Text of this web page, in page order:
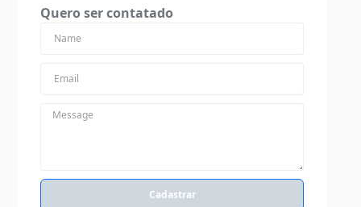
Quero ser contatado
Cadastrar